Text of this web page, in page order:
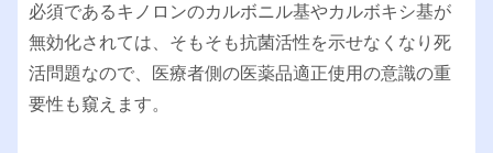
必須であるキノロンのカルボニル基やカルボキシ基が
無効化されては、そもそも抗菌活性を示せなくなり死
活問題なので、医療者側の医薬品適正使用の意識の重
要性も窺えます。